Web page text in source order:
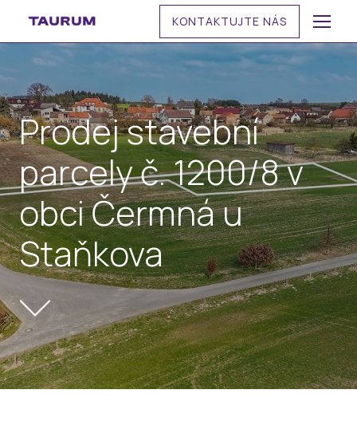
MENU
KONTAKTUJTE NÁS
Prodej stavební
parcely č. 1200/8 v
obci Čermná u
Staňkova